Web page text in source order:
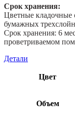
Срок хранения:
Цветные кладочные
бумажных
Срок хранения: 6
проветриваемом
Детали
Цвет
Объем